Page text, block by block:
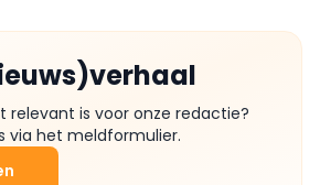
relevant is voor onze redactie?
via het meldformulier.